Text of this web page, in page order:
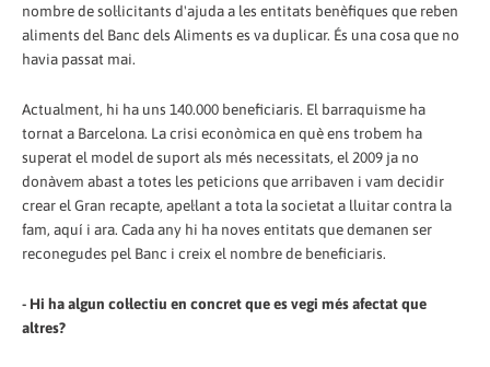
nombre de sol·licitants d'ajuda a les entitats benèfiques que reben
aliments del Banc dels Aliments es va duplicar. És una cosa que no
havia passat mai.
Actualment, hi ha uns 140.000 beneficiaris. El barraquisme ha
tornat a Barcelona. La crisi econòmica en què ens trobem ha
superat el model de suport als més necessitats, el 2009 ja no
donàvem abast a totes les peticions que arribaven i vam decidir
crear el Gran recapte, apel·lant a tota la societat a lluitar contra la
fam, aquí i ara. Cada any hi ha noves entitats que demanen ser
reconegudes pel Banc i creix el nombre de beneficiaris.
- Hi ha algun col·lectiu en concret que es vegi més afectat que
altres?